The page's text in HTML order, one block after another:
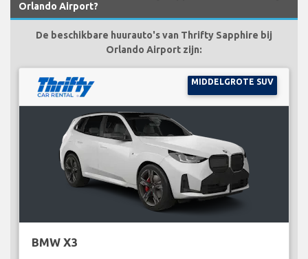
Orlando Airport?
De beschikbare huurauto's van Thrifty Sapphire bij
Orlando Airport zijn:
MIDDELGROTE SUV
BMW X3